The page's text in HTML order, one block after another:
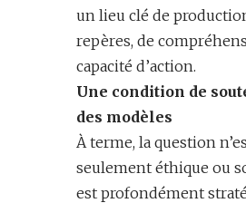
un lieu clé de
repères, de
capacité d’action.
Une condition de
des modèles
À terme, la question
seulement éthique ou
est profondément